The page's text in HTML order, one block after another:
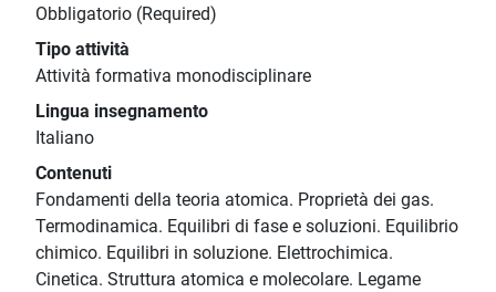
Obbligatorio (Required)
Tipo attività
Attività formativa monodisciplinare
Lingua insegnamento
Italiano
Contenuti
Fondamenti della teoria atomica. Proprietà dei gas.
Termodinamica. Equilibri di fase e soluzioni. Equilibrio
chimico. Equilibri in soluzione. Elettrochimica.
Cinetica. Struttura atomica e molecolare. Legame